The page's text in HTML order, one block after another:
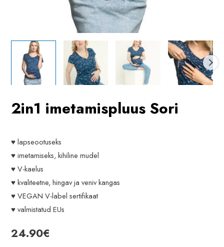
2in1 imetamispluus Sori
♥ lapseootuseks
♥ imetamiseks, kihiline mudel
♥ V-kaelus
♥ kvaliteetne, hingav ja veniv kangas
♥ VEGAN V-label sertifikaat
♥ valmistatud EUs
24.90€